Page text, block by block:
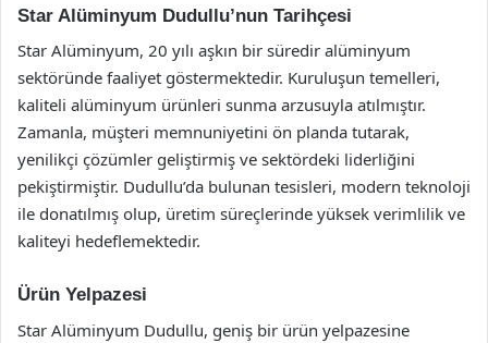
Star Alüminyum Dudullu’nun Tarihçesi
Star Alüminyum, 20 yılı aşkın bir süredir alüminyum
sektöründe faaliyet göstermektedir. Kuruluşun temelleri,
kaliteli alüminyum ürünleri sunma arzusuyla atılmıştır.
Zamanla, müşteri memnuniyetini ön planda tutarak,
yenilikçi çözümler geliştirmiş ve sektördeki liderliğini
pekiştirmiştir. Dudullu’da bulunan tesisleri, modern teknoloji
ile donatılmış olup, üretim süreçlerinde yüksek verimlilik ve
kaliteyi hedeflemektedir.
Ürün Yelpazesi
Star Alüminyum Dudullu, geniş bir ürün yelpazesine